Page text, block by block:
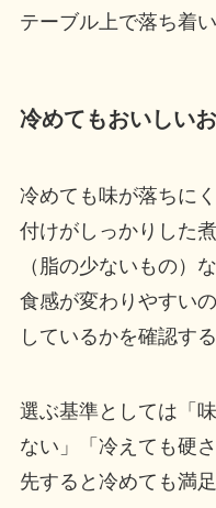
テーブル上で落ち着
冷めてもおいしい
冷めても味が落ちに
付けがしっかりした
（脂の少ないもの）
食感が変わりやすい
しているかを確認す
選ぶ基準としては「
ない」「冷えても硬
先すると冷めても満足